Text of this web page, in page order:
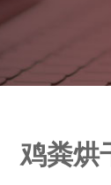
鸡粪烘